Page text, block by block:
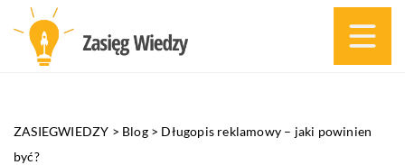
ZASIEGWIEDZY > Blog> Długopis reklamowy – jaki powinien
być?